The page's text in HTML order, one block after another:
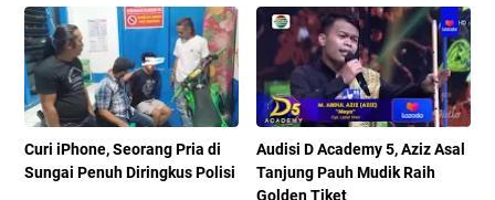
Curi iPhone, Seorang Pria di
Sungai Penuh Diringkus Polisi
Audisi D Academy 5, Aziz Asal
Tanjung Pauh Mudik Raih
Golden Tiket